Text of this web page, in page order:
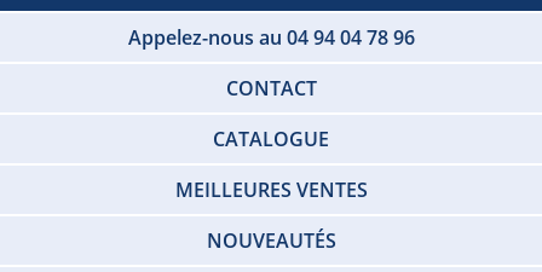
Appelez-nous au 04 94 04 78 96
CONTACT
CATALOGUE
MEILLEURES VENTES
NOUVEAUTÉS